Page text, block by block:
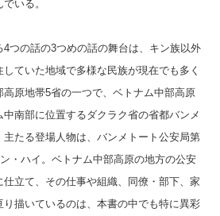
いる。
つの話の3つめの話の舞台は、キン族以外
ていた地域で多様な民族が現在でも多く
原地帯5省の一つで、ベトナム中部高原
南部に位置するダクラク省の省都バンメ
主たる登場人物は、バンメトート公安局第
・ハイ。ベトナム中部高原の地方の公安
立て、その仕事や組織、同僚・部下、家
描いているのは、本書の中でも特に異彩